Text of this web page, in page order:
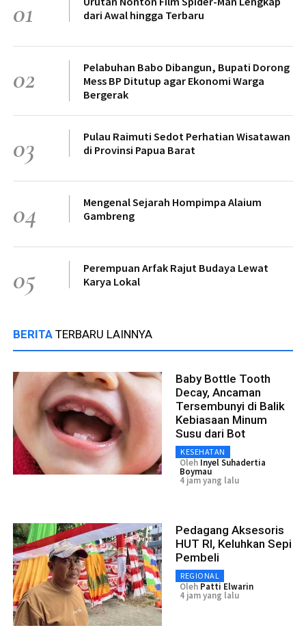
01
dari Awal hingga Terbaru
02
Pelabuhan Babo Dibangun, Bupati Dorong
Mess BP Ditutup agar Ekonomi Warga
Bergerak
03
Pulau Raimuti Sedot Perhatian Wisatawan
di Provinsi Papua Barat
04
Mengenal Sejarah Hompimpa Alaium
Gambreng
05
Perempuan Arfak Rajut Budaya Lewat
Karya Lokal
BERITA TERBARU LAINNYA
Baby Bottle Tooth
Decay, Ancaman
Tersembunyi di Balik
Kebiasaan Minum
Susu dari Bot
KESEHATAN
Oleh Inyel Suhadertia
Boymau
4 jam yang lalu
Pedagang Aksesoris
HUT RI, Keluhkan Sepi
Pembeli
REGIONAL
Oleh Patti Elwarin
4 jam yang lalu